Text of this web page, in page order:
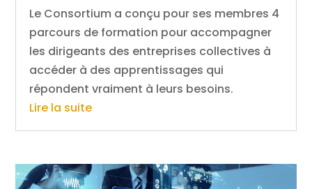
Le Consortium a conçu pour ses membres 4
parcours de formation pour accompagner
les dirigeants des entreprises collectives à
accéder à des apprentissages qui
répondent vraiment à leurs besoins.
Lire la suite